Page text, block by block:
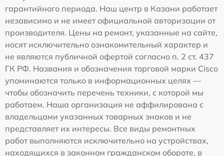
гарантийного периода. Наш центр в Казани работает
независимо и не имеет официальной авторизации от
производителя. Цены на ремонт, указанные на сайте,
носят исключительно ознакомительный характер и
не являются публичной офертой согласно п. 2 ст. 437
ГК РФ. Названия и обозначения торговой марки Cisco
упоминаются только в информационных целях —
чтобы обозначить перечень техники, с которой мы
работаем. Наша организация не аффилирована с
владельцами указанных товарных знаков и не
представляет их интересы. Все виды ремонтных
работ выполняются исключительно на устройствах,
находящихся в законном гражданском обороте, в